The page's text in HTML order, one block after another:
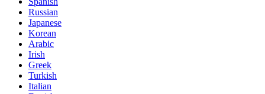
Russian
Japanese
Korean
Arabic
Irish
Greek
Turkish
Italian